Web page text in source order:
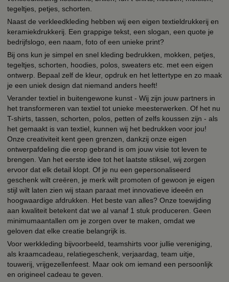
tegeltjes, petjes, schorten.
Naast de verkleedkleding hebben wij een eigen textieldrukkerij en
keramiekdrukkerij. Een grappige tekst, een slogan, een quote je
bedrijfslogo, een naam, foto of een unieke print?
Bij ons kun je simpel en snel kleding bedrukken, mokken, petjes,
tegeltjes, schorten, hoodies, polos, sweaters etc. met een eigen
ontwerp. Bepaal zelf de kleur, opdruk en het lettertype en zo maak
je een uniek design dat niemand anders heeft!
Verander textiel in buitengewone kunst - Wij zijn jouw partners in
het transformeren van textiel tot unieke meesterwerken. Of het nu
T-shirts, tassen, schorten, polos, petten of zelfs koussen zijn - als
het gemaakt is van textiel, kunnen wij het bedrukken voor jou!
Onze creativiteit kent geen grenzen, dankzij onze eigen
ontwerpafdeling die erop gebrand is om jouw visie tot leven te
brengen. Van het eerste idee tot het laatste stiksel, wij zorgen
ervoor dat elk detail klopt. Of je nu een gepersonaliseerd
geschenk wilt creëren, je merk wilt promoten of gewoon je eigen
stijl wilt laten zien wij staan paraat met innovatieve ideeën en
hoogwaardige afdrukken. Het beste van alles? Onze toewijding
aan kwaliteit betekent dat we al vanaf 1 stuk produceren. Geen
minimumaantallen om je zorgen over te maken, omdat we
geloven dat elke creatie belangrijk is.
Voor werkkleding bijvoorbeeld, teamshirts voor jullie vereniging,
als kraamcadeau, relatiegeschenk, verjaardag, team uitje,
touwerij, vrijgezellenfeest. Maar ook om iemand een persoonlijk
en origineel cadeau te geven.